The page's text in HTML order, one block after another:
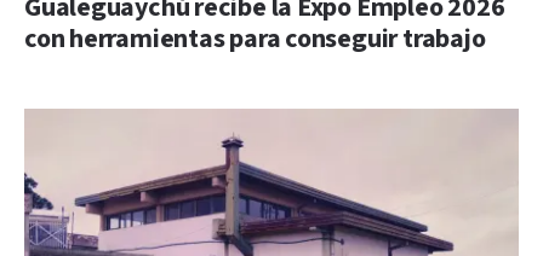
Gualeguaychú recibe la Expo Empleo 2026
con herramientas para conseguir trabajo